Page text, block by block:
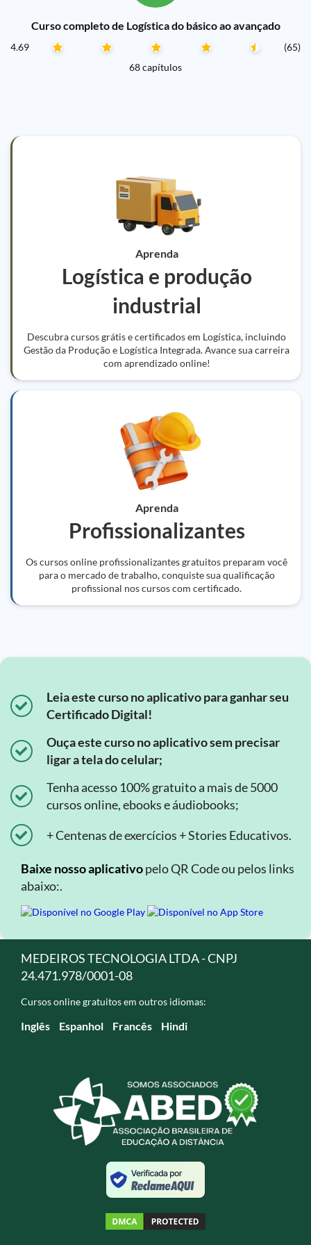
Curso completo de Logística do básico ao avançado
4.69
(65)
68 capítulos
Aprenda
Logística e produção
industrial
Descubra cursos grátis e certificados em Logística, incluindo
Gestão da Produção e Logística Integrada. Avance sua carreira
com aprendizado online!
Aprenda
Profissionalizantes
Os cursos online profissionalizantes gratuitos preparam você
para o mercado de trabalho, conquiste sua qualificação
profissional nos cursos com certificado.
Leia este curso no aplicativo para ganhar seu
Certificado Digital!
Ouça este curso no aplicativo sem precisar
ligar a tela do celular;
Tenha acesso 100% gratuito a mais de 5000
cursos online, ebooks e áudiobooks;
+ Centenas de exercícios + Stories Educativos.
Baixe nosso aplicativopelo QR Code ou pelos links
abaixo:.
MEDEIROS TECNOLOGIA LTDA - CNPJ
24.471.978/0001-08
Cursos online gratuitos em outros idiomas:
Inglês Espanhol Francês Hindi